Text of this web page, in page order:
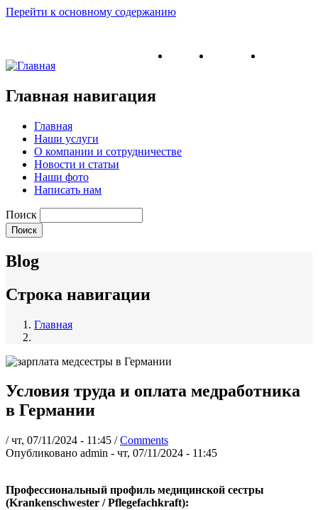
Перейти к основному содержанию
English Ukrainian
Главная навигация
Главная
Наши услуги
О компании и сотрудничестве
Новости и статьи
Наши фото
Написать нам
Поиск
Blog
Строка навигации
Главная
Условия труда и оплата медработника
в Германии
/чт, 07/11/2024 - 11:45 /Comments
Опубликовано admin - чт, 07/11/2024 - 11:45
Профессиональный профиль медицинской сестры
(Krankenschwester / Pflegefachkraft):